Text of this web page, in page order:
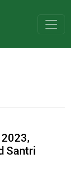
Santri